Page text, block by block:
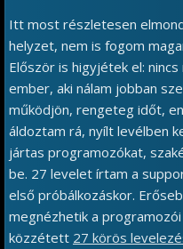
Itt most részletesen
helyzet, nem is fogom
Először is higyjétek el:
ember, aki nálam jobban
működjön, rengeteg időt,
áldoztam rá, nyílt levélben
jártas programozókat,
be. 27 levelet írtam a
első próbálkozáskor.
megnézhetik a
közzétett 27 körös